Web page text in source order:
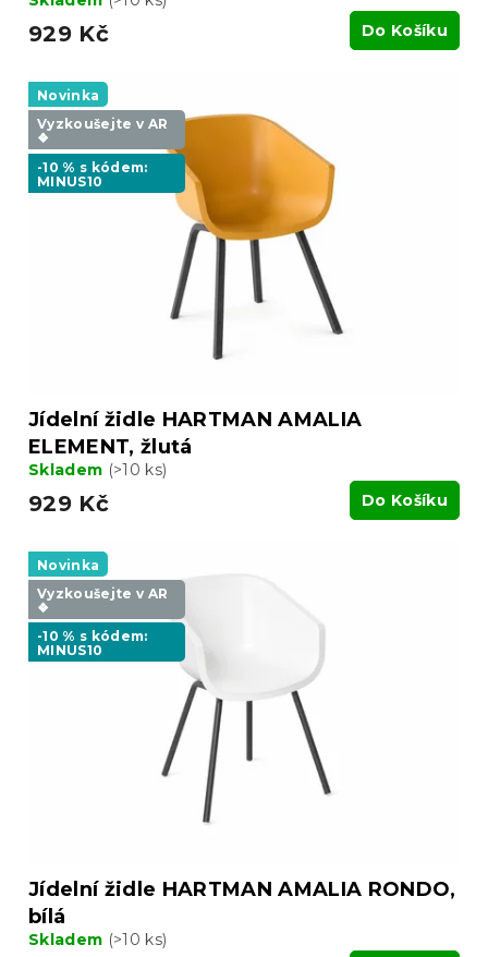
929 Kč Do Košíku
Novinka
Vyzkoušejte v AR
❖
-10 % s kódem:
MINUS10
Jídelní židle HARTMAN AMALIA
ELEMENT, žlutá
Skladem (>10 ks)
929 Kč Do Košíku
Novinka
Vyzkoušejte v AR
❖
-10 % s kódem:
MINUS10
Jídelní židle HARTMAN AMALIA RONDO,
bílá
Skladem (>10 ks)